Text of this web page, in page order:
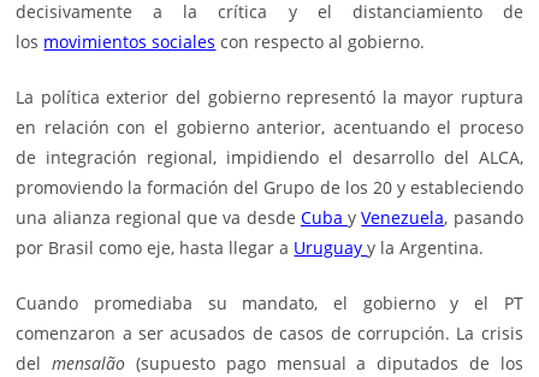
decisivamente a la crítica y el distanciamiento de
los movimientos sociales con respecto al gobierno.
La política exterior del gobierno representó la mayor ruptura
en relación con el gobierno anterior, acentuando el proceso
de integración regional, impidiendo el desarrollo del ALCA,
promoviendo la formación del Grupo de los 20 y estableciendo
una alianza regional que va desde CubayVenezuela, pasando
por Brasil como eje, hasta llegar a Uruguayy la Argentina.
Cuando promediaba su mandato, el gobierno y el PT
comenzaron a ser acusados de casos de corrupción. La crisis
delmensalão (supuesto pago mensual a diputados de los